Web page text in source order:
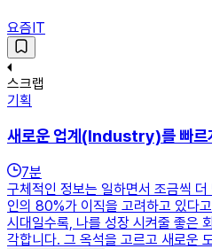
요즘IT
스크랩
기획
새로운 업계(Industry)를 빠르
7분
구체적인 정보는 일하면서 조금씩
인의 80%가 이직을 고려하고 있다
시대일수록, 나를 성장 시켜줄 좋은
각합니다. 그 옥석을 고르고 새로운